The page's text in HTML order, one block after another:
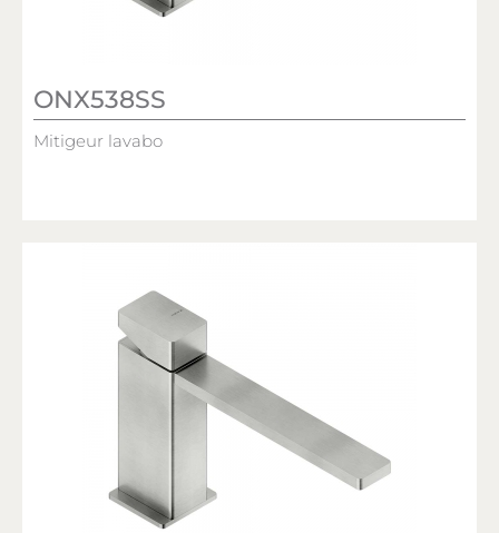
ONX538SS
Mitigeur lavabo